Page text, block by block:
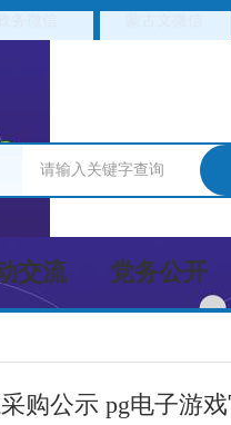
交流 党务公开
购公示 pg电子游